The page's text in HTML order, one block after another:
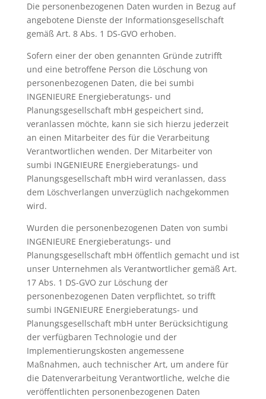
Die personenbezogenen Daten wurden in Bezug auf
angebotene Dienste der Informationsgesellschaft
gemäß Art. 8 Abs. 1 DS-GVO erhoben.
Sofern einer der oben genannten Gründe zutrifft
und eine betroffene Person die Löschung von
personenbezogenen Daten, die bei sumbi
INGENIEURE Energieberatungs- und
Planungsgesellschaft mbH gespeichert sind,
veranlassen möchte, kann sie sich hierzu jederzeit
an einen Mitarbeiter des für die Verarbeitung
Verantwortlichen wenden. Der Mitarbeiter von
sumbi INGENIEURE Energieberatungs- und
Planungsgesellschaft mbH wird veranlassen, dass
dem Löschverlangen unverzüglich nachgekommen
wird.
Wurden die personenbezogenen Daten von sumbi
INGENIEURE Energieberatungs- und
Planungsgesellschaft mbH öffentlich gemacht und ist
unser Unternehmen als Verantwortlicher gemäß Art.
17 Abs. 1 DS-GVO zur Löschung der
personenbezogenen Daten verpflichtet, so trifft
sumbi INGENIEURE Energieberatungs- und
Planungsgesellschaft mbH unter Berücksichtigung
der verfügbaren Technologie und der
Implementierungskosten angemessene
Maßnahmen, auch technischer Art, um andere für
die Datenverarbeitung Verantwortliche, welche die
veröffentlichten personenbezogenen Daten